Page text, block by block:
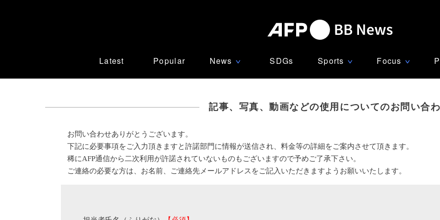
Latest Popular News ∨ SDGs Sports ∨ Focus ∨
記事、写真、動画などの使用についてのお問い合
お問い合わせありがとうございます。
下記に必要事項をご入力頂きますと許諾部門に情報が送信され、料金等の詳細をご案内させて頂きます。
稀にAFP通信から二次利用が許諾されていないものもございますので予めご了承下さい。
ご連絡の必要な方は、お名前、ご連絡先メールアドレスをご記入いただきますようお願いいたします。